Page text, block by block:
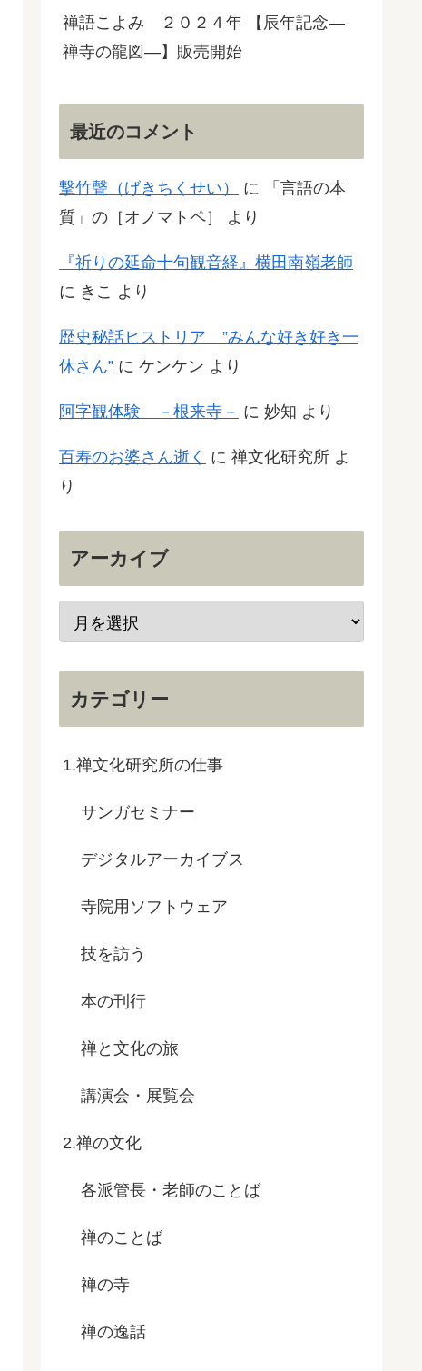
禅語こよみ ２０２４年 【辰年記念―
禅寺の龍図―】販売開始
最近のコメント
撃竹聲（げきちくせい） に
「言語の本
質」の［オノマトペ］
より
『祈りの延命十句観音経』横田南嶺老師
に きこ より
歴史秘話ヒストリア ”みんな好き好き一
休さん” に ケンケン より
阿字観体験 －根来寺－ に 妙知 より
百寿のお婆さん逝く に 禅文化研究所 よ
り
アーカイブ
カテゴリー
1.禅文化研究所の仕事
サンガセミナー
デジタルアーカイブス
寺院用ソフトウェア
技を訪う
本の刊行
禅と文化の旅
講演会・展覧会
2.禅の文化
各派管長・老師のことば
禅のことば
禅の寺
禅の逸話